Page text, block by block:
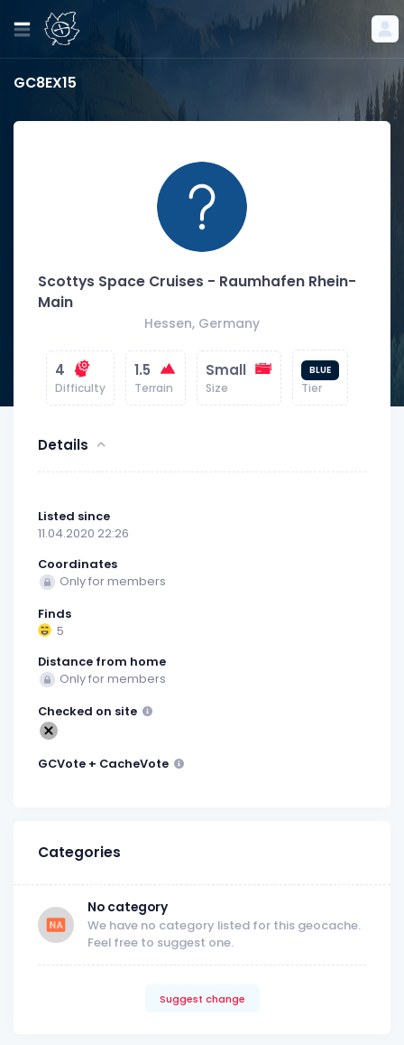
GC8EX15
Scottys Space Cruises - Raumhafen Rhein-
Main
Hessen, Germany
4
Difficulty
1.5
Terrain
Small
Size
BLUE
Tier
Details
Listed since
11.04.2020 22:26
Coordinates
Only for members
Finds
5
Distance from home
Only for members
Checked on site
GCVote + CacheVote
Categories
No category
We have no category listed for this geocache.
Feel free to suggest one.
Suggest change